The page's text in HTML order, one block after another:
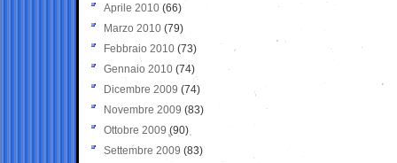
Aprile 2010 (66)
Marzo 2010 (79)
Febbraio 2010 (73)
Gennaio 2010 (74)
Dicembre 2009 (74)
Novembre 2009 (83)
Ottobre 2009 (90)
Settembre 2009 (83)